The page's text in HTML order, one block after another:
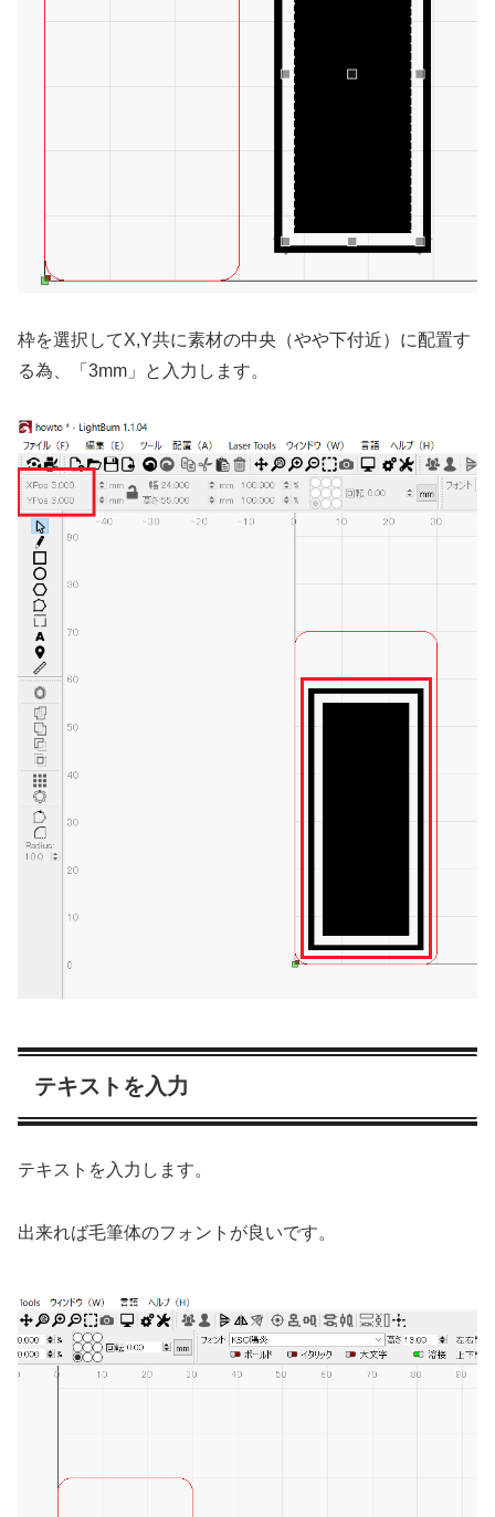
枠を選択してX,Y共に素材の中央（やや下付近）に配置す
る為、「3mm」と入力します。
テキストを入力
テキストを入力します。
出来れば毛筆体のフォントが良いです。